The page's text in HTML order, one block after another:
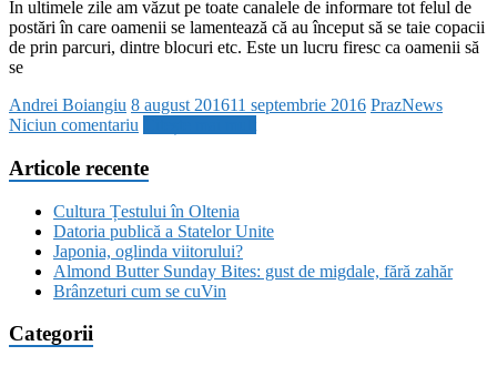
În ultimele zile am văzut pe toate canalele de informare tot felul de
postări în care oamenii se lamentează că au început să se taie copacii
de prin parcuri, dintre blocuri etc. Este un lucru firesc ca oamenii să
se
Andrei Boiangiu 8 august 201611 septembrie 2016 PrazNews
Niciun comentariu
Articole recente
Cultura Țestului în Oltenia
Datoria publică a Statelor Unite
Japonia, oglinda viitorului?
Almond Butter Sunday Bites: gust de migdale, fără zahăr
Brânzeturi cum se cuVin
Categorii